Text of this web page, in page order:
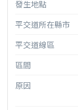
發生地點
平交道所在縣市
平交道線區
區間
原因